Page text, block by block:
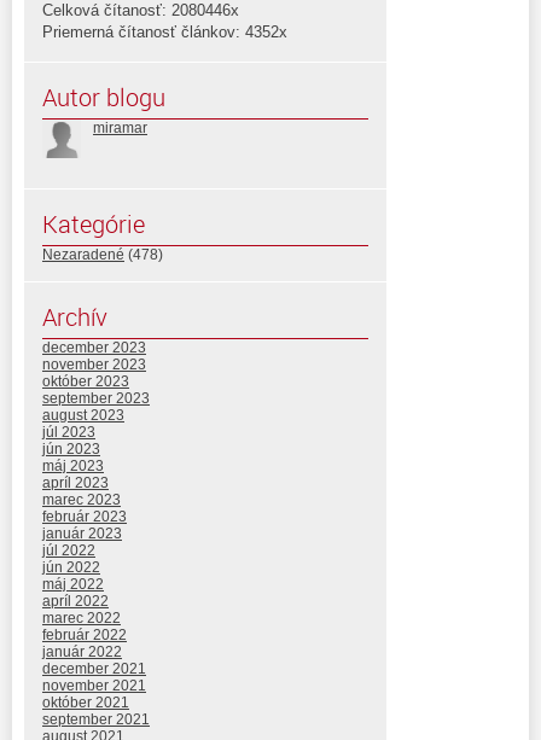
Celková čítanosť: 2080446x
Priemerná čítanosť článkov: 4352x
Autor blogu
miramar
Kategórie
Nezaradené (478)
Archív
december 2023
november 2023
október 2023
september 2023
august 2023
júl 2023
jún 2023
máj 2023
apríl 2023
marec 2023
február 2023
január 2023
júl 2022
jún 2022
máj 2022
apríl 2022
marec 2022
február 2022
január 2022
december 2021
november 2021
október 2021
september 2021